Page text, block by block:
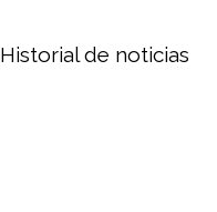
Historial de noticias